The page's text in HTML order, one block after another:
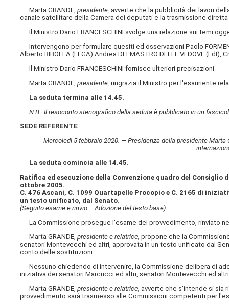
Marta GRANDE,presidente, avverte che la pubblicità dei lavori
canale satellitare della Camera dei deputati e la trasmissione
Il Ministro Dario FRANCESCHINI svolge una relazione sui temi
Intervengono per formulare quesiti ed osservazioni Paolo
Alberto RIBOLLA (LEGA) Andrea DELMASTRO DELLE VEDOVE (FdI),
Il Ministro Dario FRANCESCHINI fornisce ulteriori precisazioni.
Marta GRANDE,presidente, ringrazia il Ministro per l'esauriente
La seduta termina alle 14.45.
N.B.: Il resoconto stenografico della seduta è pubblicato in un
SEDE REFERENTE
Mercoledì 5 febbraio 2020. — Presidenza della presidente
La seduta comincia alle 14.45.
Ratifica ed esecuzione della Convenzione quadro del
ottobre 2005.
C. 476 Ascani, C. 1099 Quartapelle Procopio e C. 2165 di
un testo unificato, dal Senato.
(Seguito esame e rinvio – Adozione del testo base).
La Commissione prosegue l'esame del provvedimento, rinviato
Marta GRANDE,presidente e relatrice,propone che la
senatori Montevecchi ed altri, approvata in un testo unificato dal
conto delle sostituzioni.
Nessuno chiedendo di intervenire, la Commissione delibera di
iniziativa dei senatori Marcucci ed altri, senatori Montevecchi ed
Marta GRANDE,presidente e relatrice, avverte che s'intende si sia
provvedimento sarà trasmesso alle Commissioni competenti per